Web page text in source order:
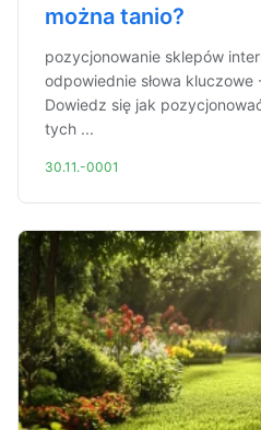
można tanio?
pozycjonowanie sklepów
odpowiednie słowa
Dowiedz się jak
tych ...
30.11.-0001